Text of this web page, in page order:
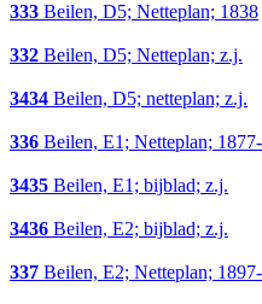
333 Beilen, D5; Netteplan; 1838
332 Beilen, D5; Netteplan; z.j.
3434 Beilen, D5; netteplan; z.j.
336 Beilen, E1; Netteplan;
3435 Beilen, E1; bijblad; z.j.
3436 Beilen, E2; bijblad; z.j.
337 Beilen, E2; Netteplan;